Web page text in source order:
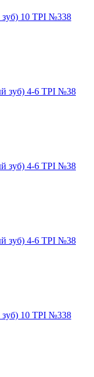
зуб) 10 TPI №338
зуб) 4-6 TPI №38
зуб) 4-6 TPI №38
зуб) 4-6 TPI №38
зуб) 10 TPI №338